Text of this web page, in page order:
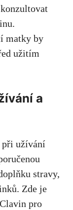
matky by
užitím
a
při užívání
stravy,
Zde je
pro